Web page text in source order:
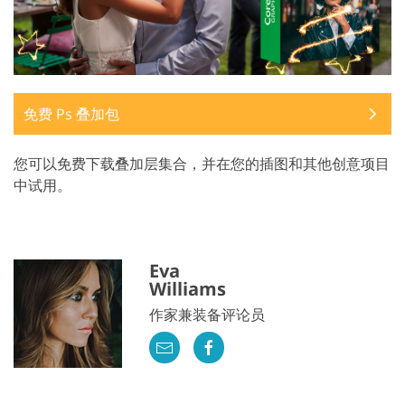
免费 Ps 叠加包
您可以免费下载叠加层集合，并在您的插图和其他创意项目
中试用。
Eva
Williams
作家兼装备评论员